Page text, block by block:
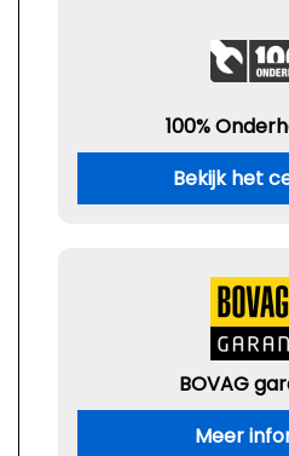
100%
Bekijk het
BOVAG
Meer